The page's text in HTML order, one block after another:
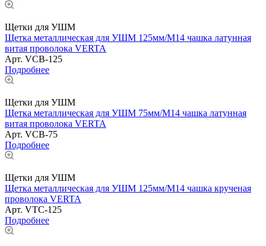
Щетки для УШМ
Щетка металлическая для УШМ 125мм/М14 чашка латунная
витая проволока VERTA
Арт. VCB-125
Подробнее
Щетки для УШМ
Щетка металлическая для УШМ 75мм/М14 чашка латунная
витая проволока VERTA
Арт. VCB-75
Подробнее
Щетки для УШМ
Щетка металлическая для УШМ 125мм/М14 чашка крученая
проволока VERTA
Арт. VTC-125
Подробнее